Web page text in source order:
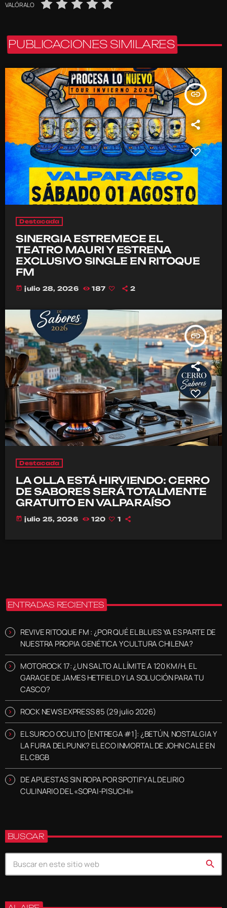
VALÓRALO
PUBLICACIONES SIMILARES
insert_link
Destacada
SINERGIA ESTREMECE EL
TEATRO MAURI Y ESTRENA
EXCLUSIVO SINGLE EN RITOQUE
FM
today julio 28, 2026 187 2
insert_link
Destacada
LA OLLA ESTÁ HIRVIENDO: CERRO
DE SABORES SERÁ TOTALMENTE
GRATUITO EN VALPARAÍSO
today julio 25, 2026 120 1
ENTRADAS RECIENTES
REVIVE RITOQUE FM : ¿POR QUÉ EL BLUES YA ES PARTE DE
NUESTRA PROPIA GENÉTICA Y CULTURA CHILENA?
MOTOROCK 17: ¿UN SALTO AL LÍMITE A 120 KM/H, EL
GARAGE DE JAMES HETFIELD Y LA SOLUCIÓN PARA TU
CASCO?
ROCK NEWS EXPRESS 85 (29 julio 2026)
EL SURCO OCULTO [ENTREGA #1]: ¿BETÚN, NOSTALGIA Y
LA FURIA DEL PUNK? EL ECO INMORTAL DE JOHN CALE EN
EL CBGB
DE APUESTAS SIN ROPA POR SPOTIFY AL DELIRIO
CULINARIO DEL «SOPAI-PISUCHI»
BUSCAR
search